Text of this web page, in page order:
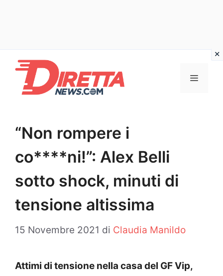
contenuto
Menu
“Non rompere i
co****ni!”: Alex Belli
sotto shock, minuti di
tensione altissima
15 Novembre 2021 di Claudia Manildo
Attimi di tensione nella casa del GF Vip,